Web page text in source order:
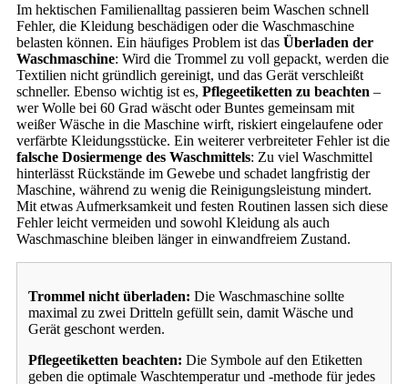
Im hektischen Familienalltag passieren beim Waschen schnell
Fehler, die Kleidung beschädigen oder die Waschmaschine
belasten können. Ein häufiges Problem ist das Überladen der
Waschmaschine: Wird die Trommel zu voll gepackt, werden die
Textilien nicht gründlich gereinigt, und das Gerät verschleißt
schneller. Ebenso wichtig ist es, Pflegeetiketten zu beachten –
wer Wolle bei 60 Grad wäscht oder Buntes gemeinsam mit
weißer Wäsche in die Maschine wirft, riskiert eingelaufene oder
verfärbte Kleidungsstücke. Ein weiterer verbreiteter Fehler ist die
falsche Dosiermenge des Waschmittels: Zu viel Waschmittel
hinterlässt Rückstände im Gewebe und schadet langfristig der
Maschine, während zu wenig die Reinigungsleistung mindert.
Mit etwas Aufmerksamkeit und festen Routinen lassen sich diese
Fehler leicht vermeiden und sowohl Kleidung als auch
Waschmaschine bleiben länger in einwandfreiem Zustand.
Trommel nicht überladen: Die Waschmaschine sollte
maximal zu zwei Dritteln gefüllt sein, damit Wäsche und
Gerät geschont werden.
Pflegeetiketten beachten: Die Symbole auf den Etiketten
geben die optimale Waschtemperatur und -methode für jedes